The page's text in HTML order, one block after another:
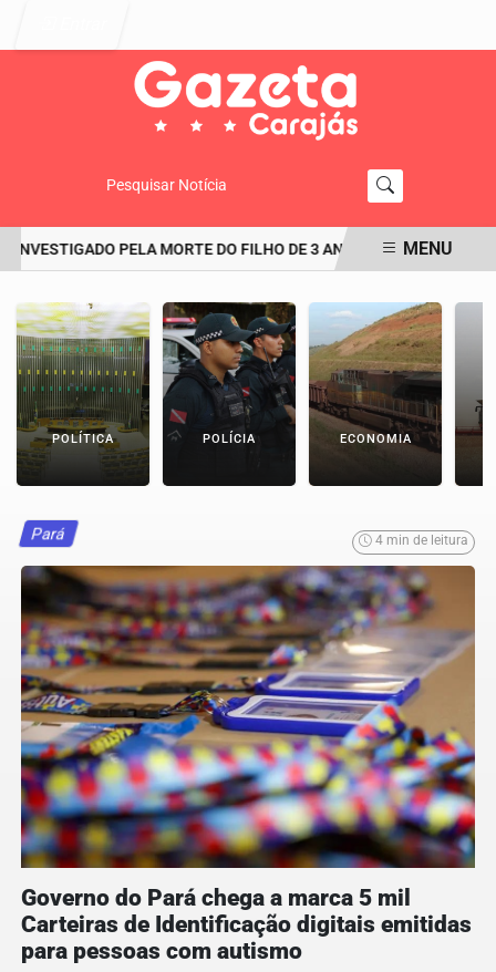
Pesquisar Notícia
PELA MORTE DO FILHO DE 3 ANOS TERIA MENU
POLÍTICA POLÍCIA ECONOMIA
Pará 4 min de leitura
Governo do Pará chega a marca 5 mil
Carteiras de Identificação digitais emitidas
para pessoas com autismo